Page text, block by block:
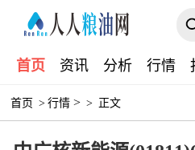
首页 资讯 分析 行情
首页 > 行情 > > 正文